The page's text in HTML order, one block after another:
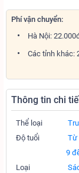
Phí vận chuyển:
Hà Nội:
Các tỉnh khác:
Thông tin chi
Thể loại
Độ tuổi
Từ
9
Loại